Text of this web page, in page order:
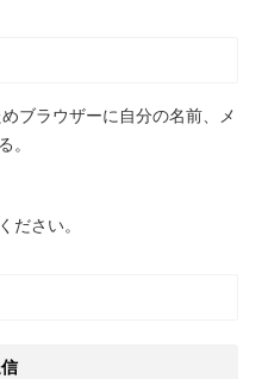
ブラウザーに自分の名前、メ
。
ださい。